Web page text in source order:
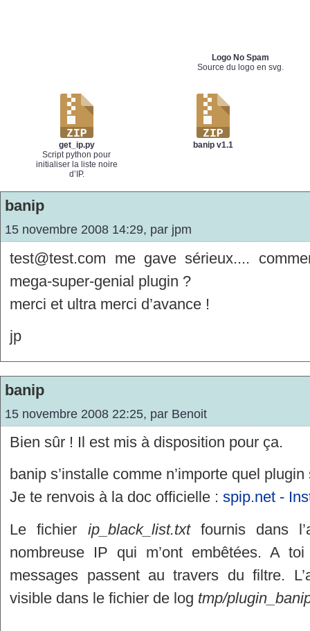
Logo No Spam
Source du logo en svg.
get_ip.py
Script python pour
initialiser la liste noire
d’IP.
banip v1.1
banip
15 novembre 2008 14:29, par jpm
test@test.com me gave sérieux....
mega-super-genial plugin ?
merci et ultra merci d’avance !
jp
banip
15 novembre 2008 22:25, par Benoit
Bien sûr ! Il est mis à disposition pour ça.
banip s’installe comme n’importe quel plugin
Je te renvois à la doc officielle :spip.net -
Le fichier ip_black_list.txtfournis dans
nombreuse IP qui m’ont embêtées. A
messages passent au travers du filtre.
visible dans le fichier de log tmp/